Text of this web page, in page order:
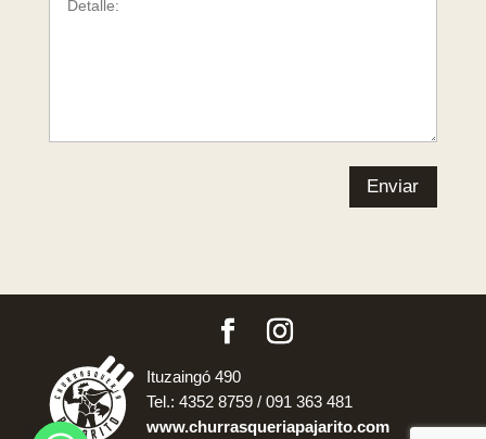
Enviar
Ituzaingó 490
Tel.: 4352 8759 / 091 363 481
www.churrasqueriapajarito.com